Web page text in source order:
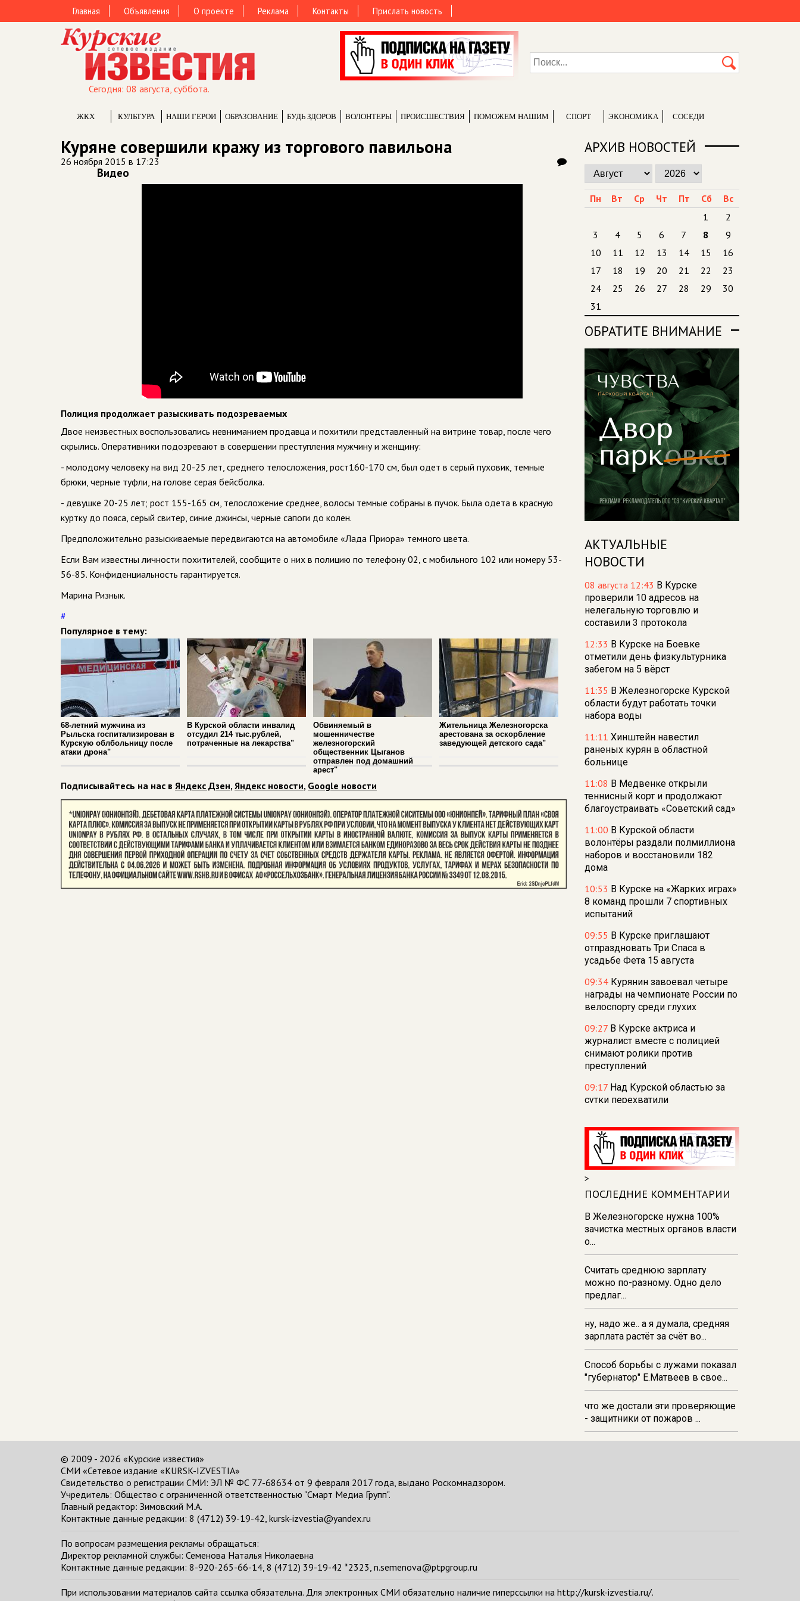
Главная Объявления О проекте Реклама Контакты Прислать новость
Сегодня: 08 августа, суббота.
ЖКХ КУЛЬТУРА НАШИ ГЕРОИ ОБРАЗОВАНИЕ БУДЬ ЗДОРОВ ВОЛОНТЕРЫ ПРОИCШЕСТВИЯ ПОМОЖЕМ НАШИМ СПОРТ ЭКОНОМИКА СОСЕДИ
Куряне совершили кражу из торгового павильона
26 ноября 2015 в 17:23
Видео
Полиция продолжает разыскивать подозреваемых
Двое неизвестных воспользовались невниманием продавца и похитили представленный на витрине товар, после чего
скрылись. Оперативники подозревают в совершении преступления мужчину и женщину:
- молодому человеку на вид 20-25 лет, среднего телосложения, рост160-170 см, был одет в серый пуховик, темные
брюки, черные туфли, на голове серая бейсболка.
- девушке 20-25 лет; рост 155-165 см, телосложение среднее, волосы темные собраны в пучок. Была одета в красную
куртку до пояса, серый свитер, синие джинсы, черные сапоги до колен.
Предположительно разыскиваемые передвигаются на автомобиле «Лада Приора» темного цвета.
Если Вам известны личности похитителей, сообщите о них в полицию по телефону 02, с мобильного 102 или номеру 53-
56-85. Конфиденциальность гарантируется.
Марина Ризнык.
#
Популярное в тему:
68-летний мужчина из
Рыльска госпитализирован в
Курскую облбольницу после
атаки дрона"
В Курской области инвалид
отсудил 214 тыс.рублей,
потраченные на лекарства"
Обвиняемый в
мошенничестве
железногорский
общественник Цыганов
отправлен под домашний
арест"
Жительница Железногорска
арестована за оскорбление
заведующей детского сада"
Подписывайтесь на нас в Яндекс Дзен,Яндекс новости, Google новости
АРХИВ НОВОСТЕЙ
Пн Вт Ср Чт Пт Сб
Вс
1
2
3
4 5 6 7 8
9
10
11 12 13 14 15
16
17
18 19 20 21 22
23
24
25 26 27 28 29
30
31
ОБРАТИТЕ ВНИМАНИЕ
АКТУАЛЬНЫЕ
НОВОСТИ
08 августа 12:43 В Курске
проверили 10 адресов на
нелегальную торговлю и
составили 3 протокола
12:33 В Курске на Боевке
отметили день физкультурника
забегом на 5 вёрст
11:35 В Железногорске Курской
области будут работать точки
набора воды
11:11 Хинштейн навестил
раненых курян в областной
больнице
11:08 В Медвенке открыли
теннисный корт и продолжают
благоустраивать «Советский сад»
11:00 В Курской области
волонтёры раздали полмиллиона
наборов и восстановили 182
дома
10:53 В Курске на «Жарких играх»
8 команд прошли 7 спортивных
испытаний
09:55 В Курске приглашают
отпраздновать Три Спаса в
усадьбе Фета 15 августа
09:34 Курянин завоевал четыре
награды на чемпионате России по
велоспорту среди глухих
09:27 В Курске актриса и
журналист вместе с полицией
снимают ролики против
преступлений
09:17 Над Курской областью за
сутки перехватили
07 августа 21:19В
железногорской горбольнице
решили проблему нехватки воды
20:48
не парковать авто в местах
18:57Курское МЧС
предупреждает о грозах и
сильных порывах ветра 8 августа
16:47В Курске отметили 70-летие
Дня строителя
>
ПОСЛЕДНИЕ КОММЕНТАРИИ
В Железногорске нужна 100%
зачистка местных органов власти
о...
Считать среднюю зарплату
можно по-разному. Одно дело
предлаг...
ну, надо же.. а я думала, средняя
зарплата растёт за счёт во...
Способ борьбы с лужами показал
"губернатор" Е.Матвеев в свое...
что же достали эти проверяющие
- защитники от пожаров ...
© 2009 - 2026 «Курские известия»
СМИ «Сетевое издание «KURSK-IZVESTIA»
Свидетельство о регистрации СМИ: ЭЛ № ФС 77-68634 от 9 февраля 2017 года, выдано Роскомнадзором.
Учредитель: Общество с ограниченной ответственностью "Смарт Медиа Групп".
Главный редактор: Зимовский М.А.
Контактные данные редакции: 8 (4712) 39-19-42, kursk-izvestia@yandex.ru
По вопросам размещения рекламы обращаться:
Директор рекламной службы: Семенова Наталья Николаевна
Контактные данные редакции: 8-920-265-66-14, 8 (4712) 39-19-42 *2323, n.semenova@ptpgroup.ru
При использовании материалов сайта ссылка обязательна. Для электронных СМИ обязательно наличие гиперссылки на http://kursk-izvestia.ru/.